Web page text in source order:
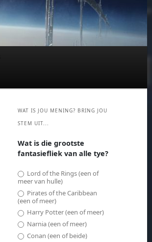
WAT IS JOU MENING? BRING JOU
STEM UIT...
Wat is die grootste
fantasiefliek van alle tye?
Lord of the Rings (een of
meer van hulle)
Pirates of the Caribbean
(een of meer)
Harry Potter (een of meer)
Narnia (een of meer)
Conan (een of beide)